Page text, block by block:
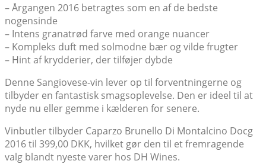
– Årgangen 2016 betragtes som en af de bedste
nogensinde
– Intens granatrød farve med orange nuancer
– Kompleks duft med solmodne bær og vilde frugter
– Hint af krydderier, der tilføjer dybde
Denne Sangiovese-vin lever op til forventningerne og
tilbyder en fantastisk smagsoplevelse. Den er ideel til at
nyde nu eller gemme i kælderen for senere.
Vinbutler tilbyder Caparzo Brunello Di Montalcino Docg
2016 til 399,00 DKK, hvilket gør den til et fremragende
valg blandt nyeste varer hos DH Wines.